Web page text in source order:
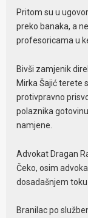
Pritom su u
preko banaka, a
profesoricama u
Bivši zamjenik
Mirka Šajić terete
protivpravno
polaznika
namjene.
Advokat Dragan
Čeko, osim
dosadašnjem
Branilac po